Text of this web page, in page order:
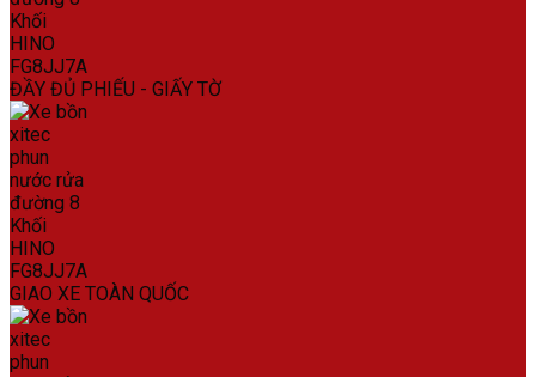
ĐẦY ĐỦ PHIẾU - GIẤY TỜ
GIAO XE TOÀN QUỐC